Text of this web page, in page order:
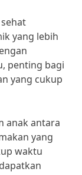
yang lebih
penting bagi
yang cukup
anak antara
yang
waktu